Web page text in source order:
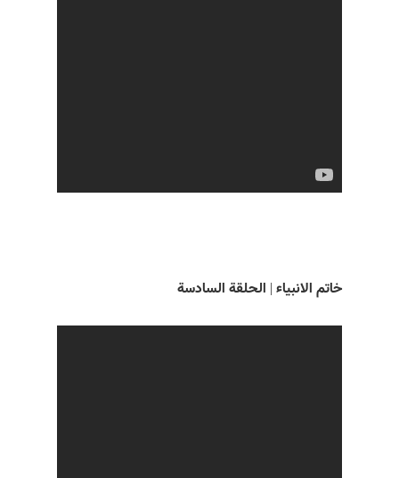
خاتم الانبياء | الحلقة السادسة